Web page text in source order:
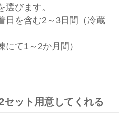
選びます。
日を含む2～3日間（冷蔵
にて1～2か月間）
セット用意してくれる